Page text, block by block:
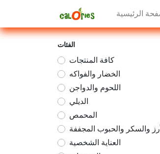
الرئيسية
الفئات
كافة المنتجات
الخضار والفواكه
اللحوم والدواجن
الديلي
المحمص
والسكر والحبوب المجففة
العناية الشخصية